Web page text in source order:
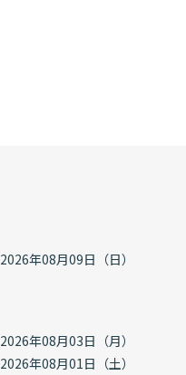
2026年08月09日（日）
2026年08月03日（月）
2026年08月01日（土）